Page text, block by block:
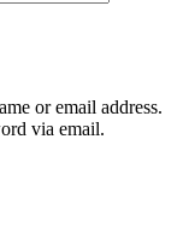
or email address.
via email.